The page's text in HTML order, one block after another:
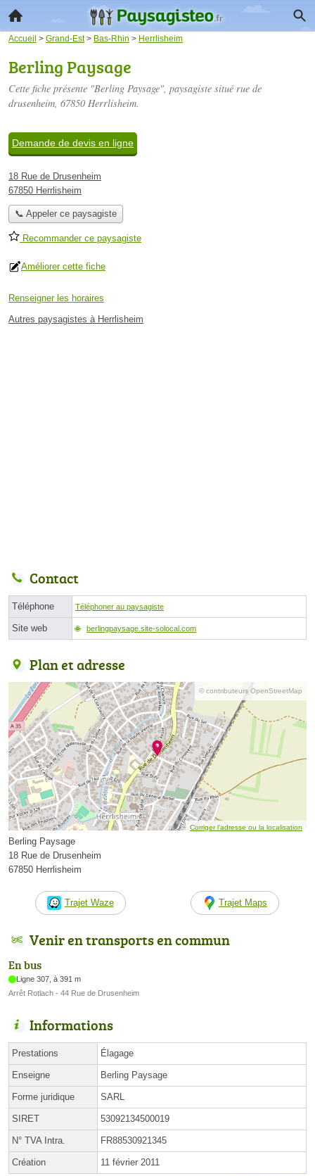
Accueil > Grand-Est> Bas-Rhin > Herrlisheim
Berling Paysage
Cette fiche présente "Berling Paysage", paysagiste situé rue de
drusenheim, 67850 Herrlisheim.
Demande de devis en ligne
18 Rue de Drusenheim
67850 Herrlisheim
📞 Appeler ce paysagiste
Recommander ce paysagiste
Améliorer cette fiche
Renseigner les horaires
Autres paysagistes à Herrlisheim
Contact
Téléphone Téléphoner au paysagiste
Site web berlingpaysage.site-solocal.com
Plan et adresse
© contributeurs OpenStreetMap
Corriger l’adresse ou la localisation
Berling Paysage
18 Rue de Drusenheim
67850 Herrlisheim
Trajet Waze Trajet Maps
Venir en transports en commun
En bus
Ligne 307, à 391 m
Arrêt Rotlach - 44 Rue de Drusenheim
Informations
Prestations Élagage
Enseigne Berling Paysage
Forme juridique SARL
SIRET 53092134500019
N° TVA Intra. FR88530921345
Création 11 février 2011